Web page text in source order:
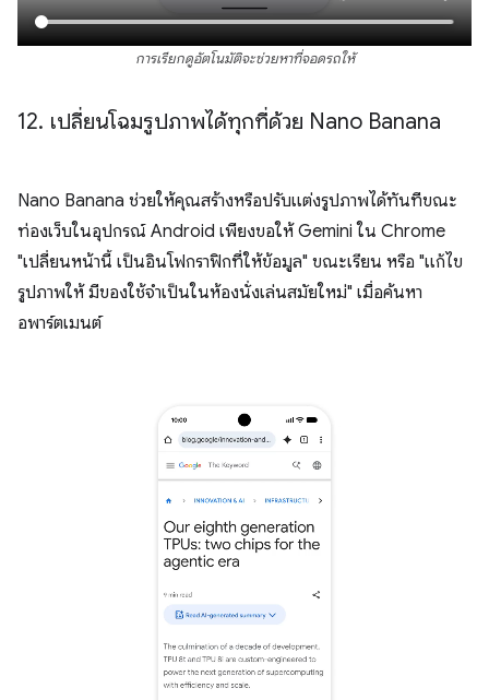
การเรียกดูอัตโนมัติจะช่วยหาที่จอดรถให้
12. เปลี่ยนโฉมรูปภาพได้ทุกที่ด้วย Nano Banana
Nano Banana ช่วยให้คุณสร้างหรือปรับแต่งรูปภาพได้ทันทีขณะ
ท่องเว็บในอุปกรณ์ Android เพียงขอให้ Gemini ใน Chrome
"เปลี่ยนหน้านี้ เป็นอินโฟกราฟิกที่ให้ข้อมูล" ขณะเรียน หรือ "แก้ไข
รูปภาพให้ มีของใช้จำเป็นในห้องนั่งเล่นสมัยใหม่" เมื่อค้นหา
อพาร์ตเมนต์